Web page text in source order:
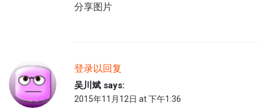
分享图片
登录以回复
吴川斌 says:
2015年11月12日 at 下午1:36